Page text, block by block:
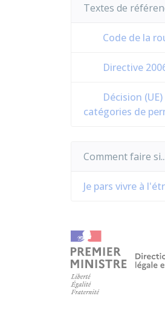
Textes de
Code de la
Directive
Décision
catégories de
Comment faire si...
Je pars vivre à